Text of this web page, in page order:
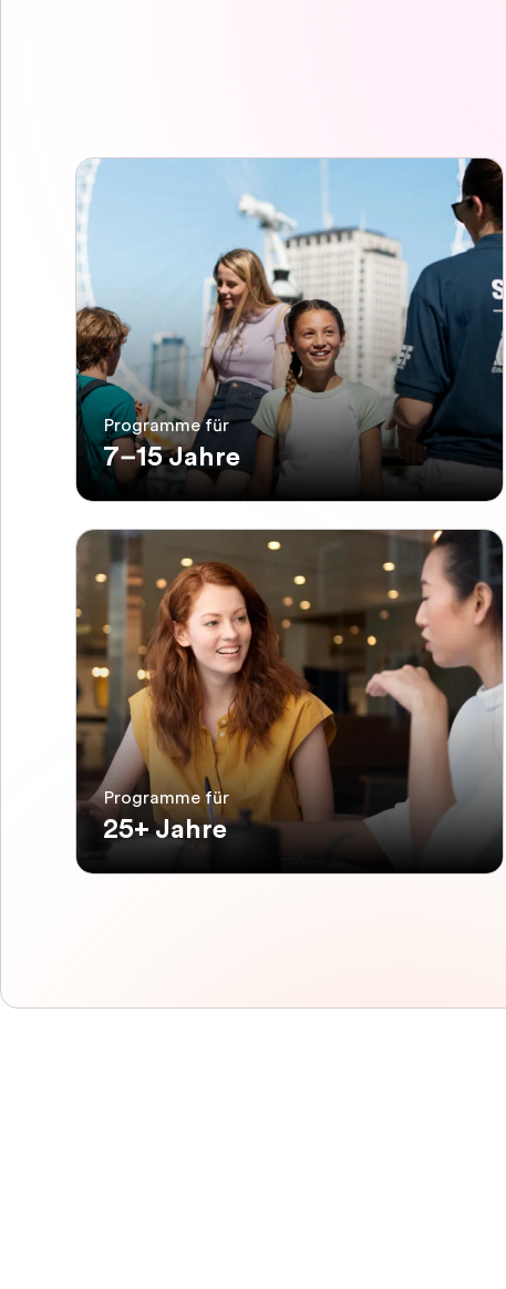
Programme für
7–15 Jahre
Programme für
25+ Jahre